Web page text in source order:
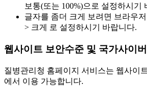
보통(또는 100%)으로 설정하시기
글자를 좀더 크게 보려면 브라우
> 크게 로 설정하시기 바랍니다.
웹사이트 보안수준 및 국가사이
질병관리청 홈페이지 서비스는 웹사이
에서 이용 가능합니다.